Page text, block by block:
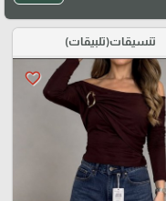
تنسيقات(تلبيقات)
favorite_border